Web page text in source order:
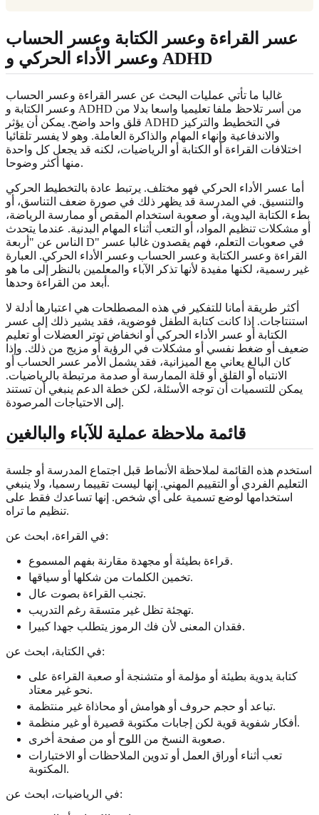
عسر القراءة وعسر الكتابة وعسر الحساب
وعسر الأداء الحركي و ADHD
غالبا ما تأتي عمليات البحث عن عسر القراءة وعسر الحساب
وعسر الكتابة و ADHD من أسر تلاحظ ملفا تعليميا واسعا بدلا من
قلق واحد واضح. يمكن أن يؤثر ADHD في التخطيط والتركيز
والاندفاعية وإنهاء المهام والذاكرة العاملة. وهو لا يفسر تلقائيا
اختلافات القراءة أو الكتابة أو الرياضيات، لكنه قد يجعل كل واحدة
منها أكثر وضوحا.
أما عسر الأداء الحركي فهو مختلف. يرتبط عادة بالتخطيط الحركي
والتنسيق. في المدرسة قد يظهر ذلك في صورة ضعف التناسق، أو
بطء الكتابة اليدوية، أو صعوبة استخدام المقص أو ممارسة الرياضة،
أو مشكلات تنظيم المواد، أو التعب أثناء المهام البدنية. عندما يتحدث
الناس عن "أربعة D" في صعوبات التعلم، فهم يقصدون غالبا عسر
القراءة وعسر الكتابة وعسر الحساب وعسر الأداء الحركي. العبارة
غير رسمية، لكنها مفيدة لأنها تذكر الآباء والمعلمين بالنظر إلى ما هو
أبعد من القراءة وحدها.
أكثر طريقة أمانا للتفكير في هذه المصطلحات هي اعتبارها أدلة لا
استنتاجات. إذا كانت كتابة الطفل فوضوية، فقد يشير ذلك إلى عسر
الكتابة أو عسر الأداء الحركي أو انخفاض توتر العضلات أو تعليم
ضعيف أو ضغط نفسي أو مشكلات في الرؤية أو مزيج من ذلك. وإذا
كان البالغ يعاني مع الميزانية، فقد يشمل الأمر عسر الحساب أو
الانتباه أو القلق أو قلة الممارسة أو صدمة مرتبطة بالرياضيات.
يمكن للتسميات أن توجه الأسئلة، لكن خطة الدعم ينبغي أن تستند
إلى الاحتياجات المرصودة.
قائمة ملاحظة عملية للآباء والبالغين
استخدم هذه القائمة لملاحظة الأنماط قبل اجتماع المدرسة أو جلسة
التعليم الفردي أو التقييم المهني. إنها ليست تقييما رسميا، ولا ينبغي
استخدامها لوضع تسمية على أي شخص. إنها تساعدك فقط على
تنظيم ما تراه.
في القراءة، ابحث عن:
قراءة بطيئة أو مجهدة مقارنة بفهم المسموع.
تخمين الكلمات من شكلها أو سياقها.
تجنب القراءة بصوت عال.
تهجئة تظل غير متسقة رغم التدريب.
فقدان المعنى لأن فك الرموز يتطلب جهدا كبيرا.
في الكتابة، ابحث عن:
كتابة يدوية بطيئة أو مؤلمة أو متشنجة أو صعبة القراءة على
نحو غير معتاد.
تباعد أو حجم حروف أو هوامش أو محاذاة غير منتظمة.
أفكار شفوية قوية لكن إجابات مكتوبة قصيرة أو غير منظمة.
صعوبة النسخ من اللوح أو من صفحة أخرى.
تعب أثناء أوراق العمل أو تدوين الملاحظات أو الاختبارات
المكتوبة.
في الرياضيات، ابحث عن: